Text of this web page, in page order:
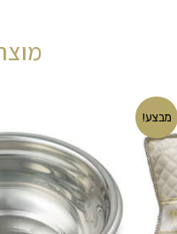
מבצע!